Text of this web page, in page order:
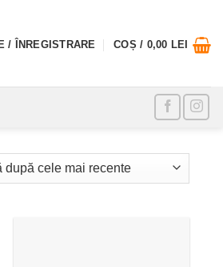
/ ÎNREGISTRARE COȘ / 0,00 LEI